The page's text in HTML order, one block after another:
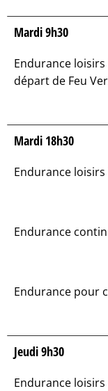
Mardi 9h30
Endurance
départ de Feu
Mardi 18h30
Endurance
Endurance
Endurance pour
Jeudi 9h30
Endurance